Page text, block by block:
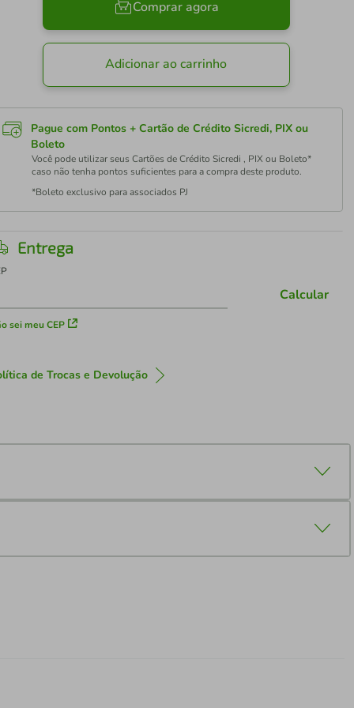
Comprar agora
Adicionar ao carrinho
Pague com Pontos + Cartão de Crédito Sicredi, PIX ou
Boleto
Você pode utilizar seus Cartões de Crédito Sicredi , PIX ou Boleto*
caso não tenha pontos suficientes para a compra deste produto.
*Boleto exclusivo para associados PJ
Entrega
sei meu CEP
Calcular
de Trocas e Devolução